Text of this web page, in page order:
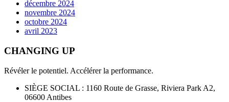
décembre 2024
novembre 2024
octobre 2024
avril 2023
CHANGING UP
Révéler le potentiel. Accélérer la performance.
SIÈGE SOCIAL : 1160 Route de Grasse, Riviera Park A2,
06600 Antibes